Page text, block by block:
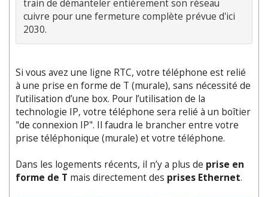
train de démanteler entièrement son réseau
cuivre pour une fermeture complète prévue d'ici
2030.
Si vous avez une ligne RTC, votre téléphone est relié
à une prise en forme de T (murale), sans nécessité de
l’utilisation d’une box. Pour l’utilisation de la
technologie IP, votre téléphone sera relié à un boîtier
"de connexion IP". Il faudra le brancher entre votre
prise téléphonique (murale) et votre téléphone.
Dans les logements récents, il n’y a plus de prise en
forme de T mais directement des prises Ethernet.